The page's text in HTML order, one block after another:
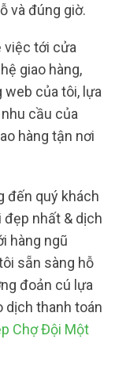
và đúng giờ.
việc tới cửa
giao hàng,
của tôi, lựa
cầu của
hàng tận nơi
đến quý khách
đẹp nhất & dịch
hàng ngũ
sẵn sàng hỗ
đoản cú lựa
dịch thanh toán
Chợ Đội Một